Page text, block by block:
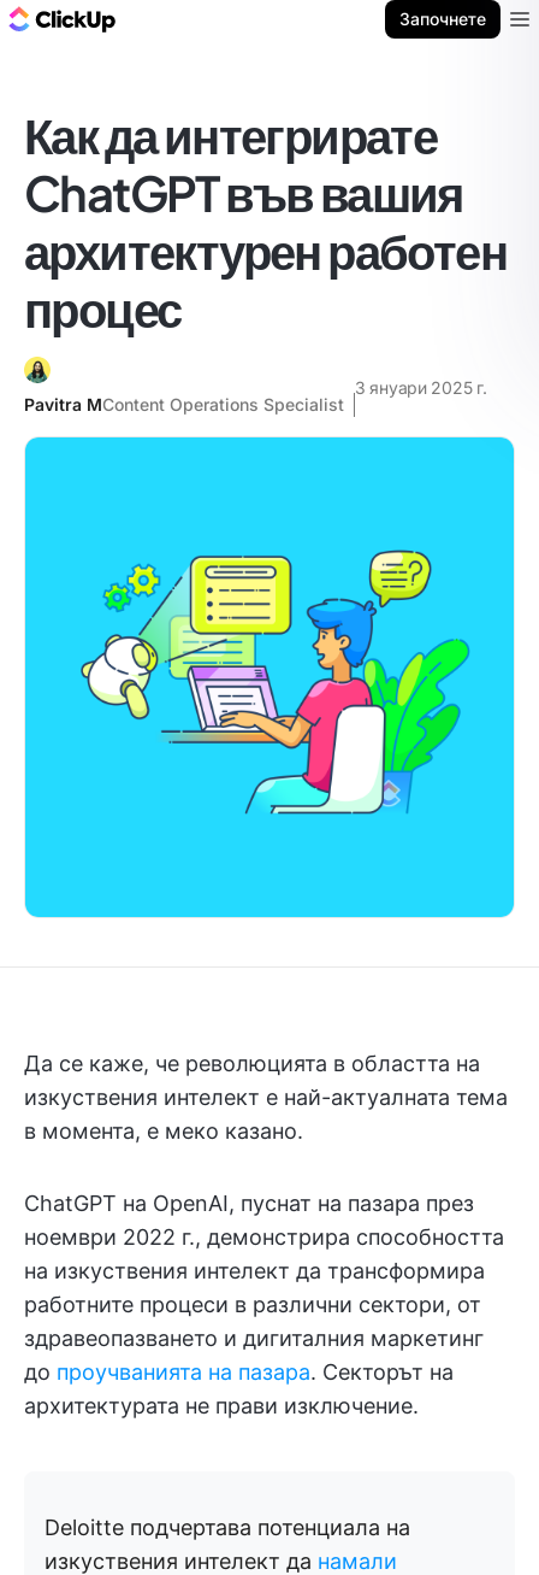
Започнете
Как да интегрирате
ChatGPT във вашия
архитектурен работен
процес
Pavitra MContent Operations Specialist
3 януари 2025 г.
Да се каже, че революцията в областта на
изкуствения интелект е най-актуалната тема
в момента, е меко казано.
ChatGPT на OpenAI, пуснат на пазара през
ноември 2022 г., демонстрира способността
на изкуствения интелект да трансформира
работните процеси в различни сектори, от
здравеопазването и дигиталния маркетинг
до проучванията на пазара. Секторът на
архитектурата не прави изключение.
Deloitte подчертава потенциала на
изкуствения интелект да намали